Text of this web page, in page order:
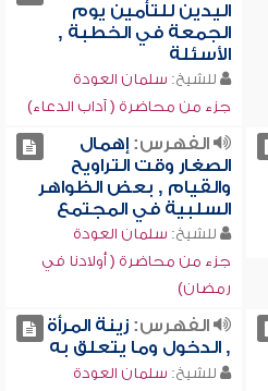
اليدين للتأمين يوم
الجمعة في الخطبة ,
الأسئلة
للشيخ: سلمان العودة
جزء من محاضرة ( آداب الدعاء)
الفهرس:إهمال
الصغار وقت التراويح
والقيام , بعض الظواهر
السلبية في المجتمع
للشيخ: سلمان العودة
جزء من محاضرة ( أولادنا في
رمضان)
الفهرس:زينة المرأة
, الدخول وما يتعلق به
للشيخ: سلمان العودة